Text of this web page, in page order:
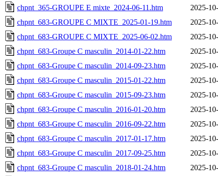
chpnt_365-GROUPE E mixte_2024-06-11.htm
2025-
chpnt_683-GROUPE C MIXTE_2025-01-19.htm
2025-
chpnt_683-GROUPE C MIXTE_2025-06-02.htm
2025-
chpnt_683-Groupe C masculin_2014-01-22.htm
2025-
chpnt_683-Groupe C masculin_2014-09-23.htm
2025-
chpnt_683-Groupe C masculin_2015-01-22.htm
2025-
chpnt_683-Groupe C masculin_2015-09-23.htm
2025-
chpnt_683-Groupe C masculin_2016-01-20.htm
2025-
chpnt_683-Groupe C masculin_2016-09-22.htm
2025-
chpnt_683-Groupe C masculin_2017-01-17.htm
2025-
chpnt_683-Groupe C masculin_2017-09-25.htm
2025-
chpnt_683-Groupe C masculin_2018-01-24.htm
2025-